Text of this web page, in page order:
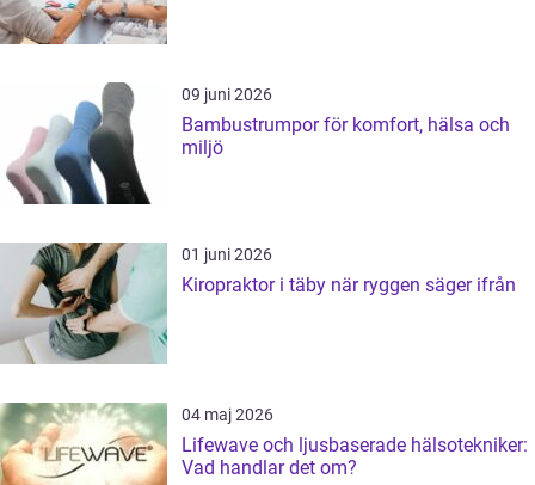
09 juni 2026
Bambustrumpor för komfort, hälsa och
miljö
01 juni 2026
Kiropraktor i täby när ryggen säger ifrån
04 maj 2026
Lifewave och ljusbaserade hälsotekniker:
Vad handlar det om?